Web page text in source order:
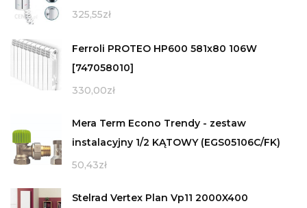
325,55zł
Ferroli PROTEO HP600 581x80 106W
[747058010]
330,00zł
Mera Term Econo Trendy - zestaw
instalacyjny 1/2 KĄTOWY (EGS05106C/FK)
50,43zł
Stelrad Vertex Plan Vp11 2000X400